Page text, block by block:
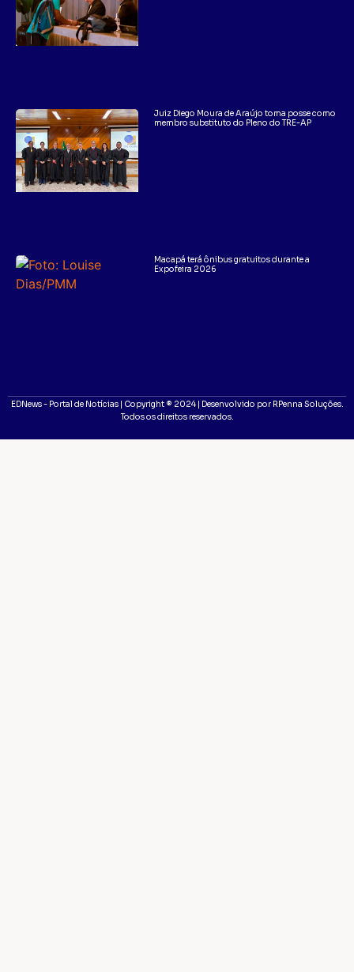
Juiz Diego Moura de Araújo toma posse como
membro substituto do Pleno do TRE-AP
Macapá terá ônibus gratuitos durante a
Expofeira 2026
EDNews - Portal de Notícias | Copyright ® 2024 | Desenvolvido por RPenna Soluções.
Todos os direitos reservados.